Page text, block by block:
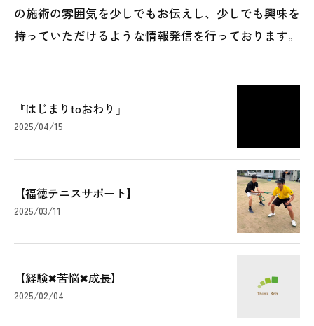
の施術の雰囲気を少しでもお伝えし、少しでも興味を
持っていただけるような情報発信を行っております。
『はじまりtoおわり』
2025/04/15
【福徳テニスサポート】
2025/03/11
【経験✖︎苦悩✖︎成長】
2025/02/04